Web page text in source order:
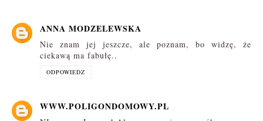
ANNA MODZELEWSKA
Nie znam jej jeszcze, ale poznam, bo widzę, że
ciekawą ma fabułę..
ODPOWIEDZ
WWW.POLIGONDOMOWY.PL